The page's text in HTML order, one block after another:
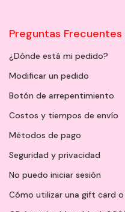
Preguntas Frecuentes
¿Dónde está mi pedido?
Modificar un pedido
Botón de arrepentimiento
Costos y tiempos de envío
Métodos de pago
Seguridad y privacidad
No puedo iniciar sesión
Cómo utilizar una gift card